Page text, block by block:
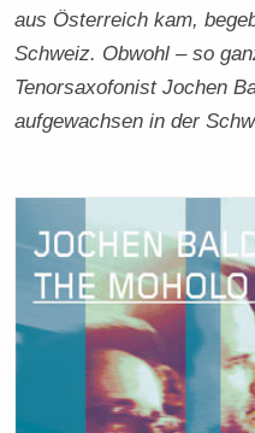
aus Österreich kam,
Schweiz. Obwohl – so
Tenorsaxofonist Jochen
aufgewachsen in der